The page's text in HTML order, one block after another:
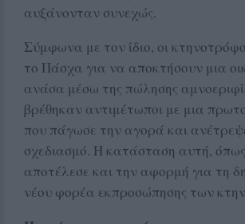
αυξάνονταν συνεχώς.
Σύμφωνα με τον ίδιο, οι
το Πάσχα για να αποκτήσουν μια
ανάσα μέσω της πώλησης
βρέθηκαν αντιμέτωποι με μια
που πάγωσε την αγορά και
σχεδιασμό. Η κατάσταση αυτή, όπως
αποτέλεσε και την αφορμή για τη
νέου φορέα εκπροσώπησης των